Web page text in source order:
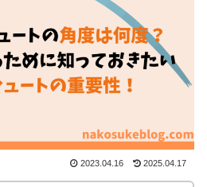
2023.04.16 2025.04.17